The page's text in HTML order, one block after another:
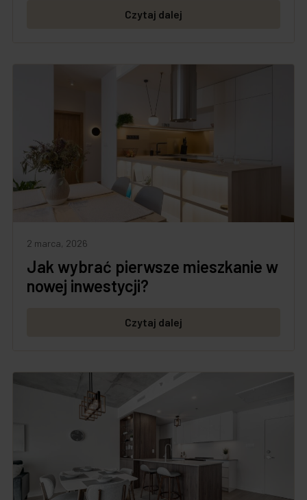
Czytaj dalej
2 marca, 2026
Jak wybrać pierwsze mieszkanie w
nowej inwestycji?
Czytaj dalej